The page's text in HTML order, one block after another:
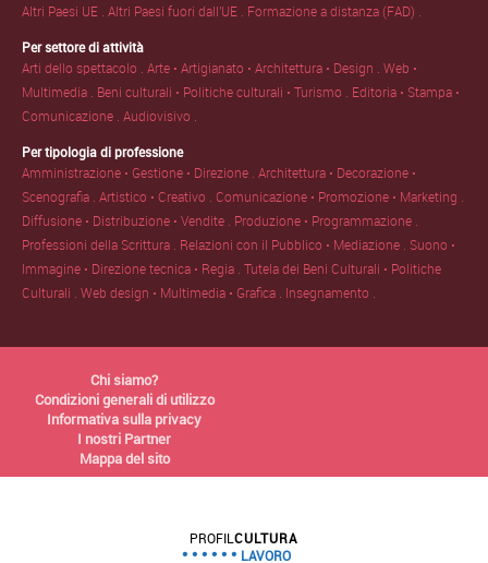
Altri Paesi UE .Altri Paesi fuori dall'UE . Formazione a distanza (FAD) .
Per settore di attività
Arti dello spettacolo .Arte • Artigianato • Architettura • Design .Web •
Multimedia . Beni culturali • Politiche culturali • Turismo . Editoria • Stampa •
Comunicazione .Audiovisivo .
Per tipologia di professione
Amministrazione • Gestione • Direzione .Architettura • Decorazione •
Scenografia .Artistico • Creativo .Comunicazione • Promozione • Marketing .
Diffusione • Distribuzione • Vendite . Produzione • Programmazione .
Professioni della Scrittura . Relazioni con il Pubblico • Mediazione . Suono •
Immagine • Direzione tecnica • Regia .Tutela dei Beni Culturali • Politiche
Culturali .Web design • Multimedia • Grafica . Insegnamento .
Chi siamo?
Condizioni generali di utilizzo
Informativa sulla privacy
I nostri Partner
Mappa del sito
PROFIL CULTURA
LAVORO